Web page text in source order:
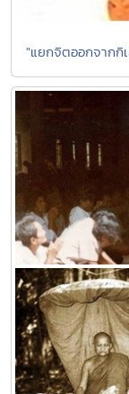
"แยกจิตออกจากกิ